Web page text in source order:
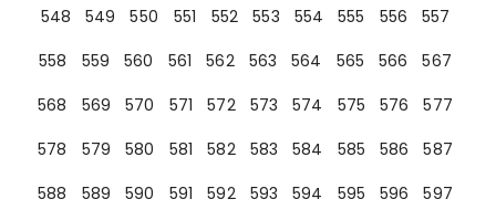
548
549 550 551 552 553 554 555 556
557
558
559 560 561 562 563 564 565 566
567
568
569 570 571 572 573 574 575 576
577
578
579 580 581 582 583 584 585 586
587
588
589 590 591 592 593 594 595 596
597